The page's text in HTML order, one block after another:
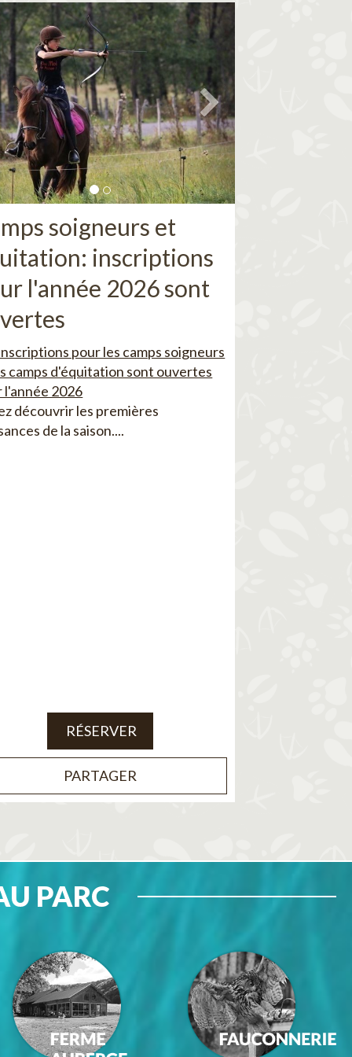
soigneurs et
inscriptions
l'année 2026 sont
pour les camps soigneurs
camps d'équitation sont ouvertes
l'année 2026
découvrir les premières
de la saison....
RÉSERVER
PARTAGER
PARC